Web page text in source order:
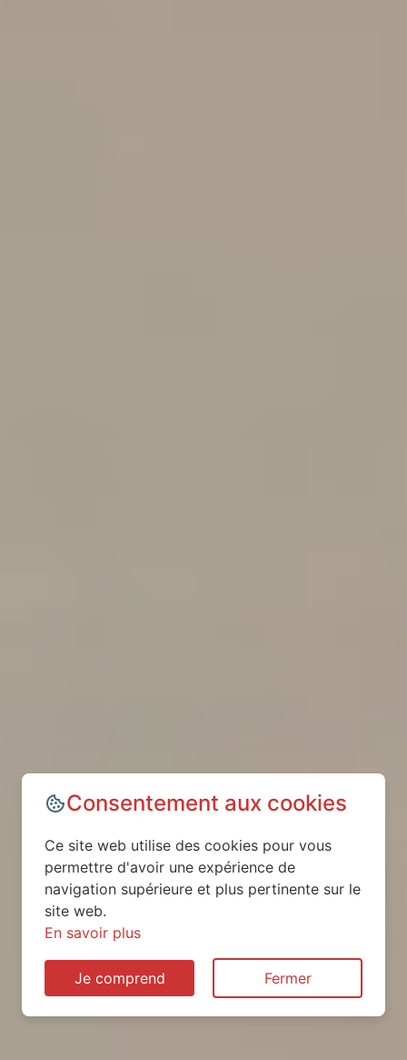
Consentement aux cookies
Ce site web utilise des cookies pour vous
permettre d'avoir une expérience de
navigation supérieure et plus pertinente sur le
site web.
En savoir plus
Je comprend Fermer